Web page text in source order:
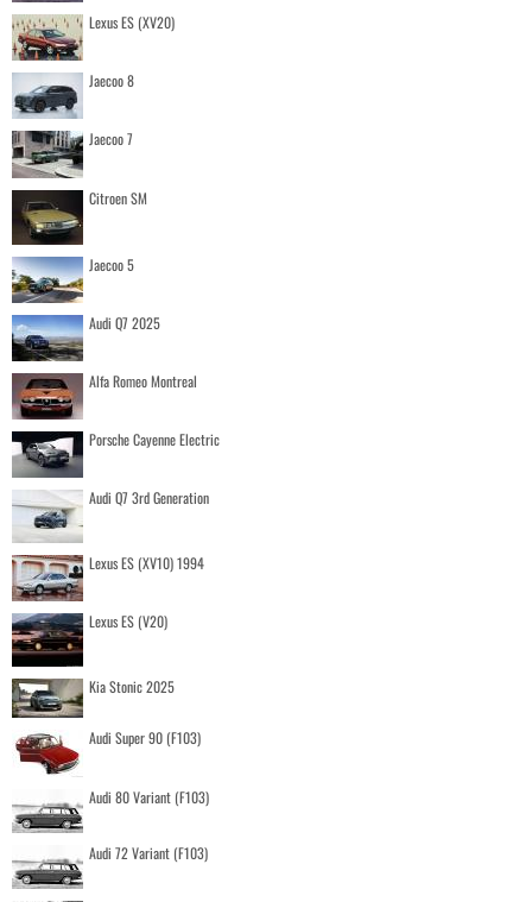
Lexus ES (XV20)
Jaecoo 8
Jaecoo 7
Citroen SM
Jaecoo 5
Audi Q7 2025
Alfa Romeo Montreal
Porsche Cayenne Electric
Audi Q7 3rd Generation
Lexus ES (XV10) 1994
Lexus ES (V20)
Kia Stonic 2025
Audi Super 90 (F103)
Audi 80 Variant (F103)
Audi 72 Variant (F103)